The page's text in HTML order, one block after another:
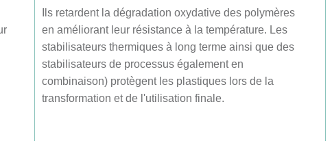
Ils retardent la dégradation oxydative des polymères
en améliorant leur résistance à la température. Les
stabilisateurs thermiques à long terme ainsi que des
stabilisateurs de processus également en
combinaison) protègent les plastiques lors de la
transformation et de l'utilisation finale.